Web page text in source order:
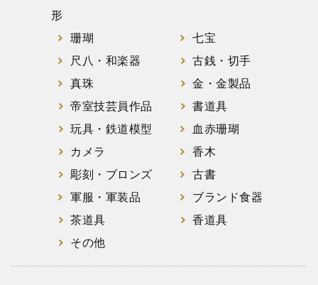
形
珊瑚
七宝
尺八・和楽器
古銭・切手
真珠
金・金製品
帝室技芸員作品
書道具
玩具・鉄道模型
血赤珊瑚
カメラ
香木
彫刻・ブロンズ
古書
軍服・軍装品
ブランド食器
茶道具
香道具
その他